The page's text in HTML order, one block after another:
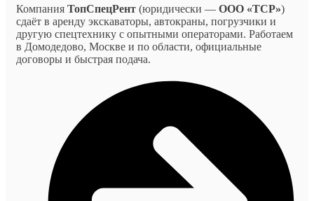
Компания ТопСпецРент (юридически — ООО «ТСР»)
сдаёт в аренду экскаваторы, автокраны, погрузчики и
другую спецтехнику с опытными операторами. Работаем
в Домодедово, Москве и по области, официальные
договоры и быстрая подача.